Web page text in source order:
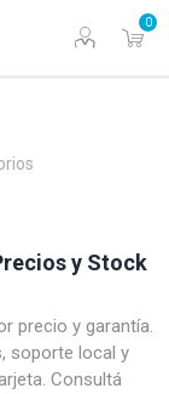
0
y Stock
precio y garantía.
soporte local y
Consultá